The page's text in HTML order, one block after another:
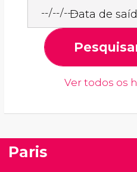
Data de
Ver todos os
Paris